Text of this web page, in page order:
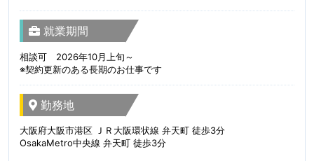
就業期間
相談可 2026年10月上旬～
※契約更新のある長期のお仕事です
勤務地
大阪府大阪市港区 ＪＲ大阪環状線 弁天町 徒歩3分
OsakaMetro中央線 弁天町 徒歩3分